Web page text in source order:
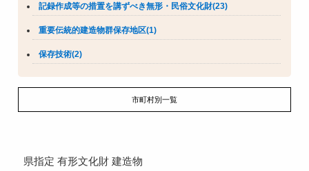
記録作成等の措置を講ずべき無形・民俗文化財(23)
重要伝統的建造物群保存地区(1)
保存技術(2)
市町村別一覧
県指定 有形文化財 建造物